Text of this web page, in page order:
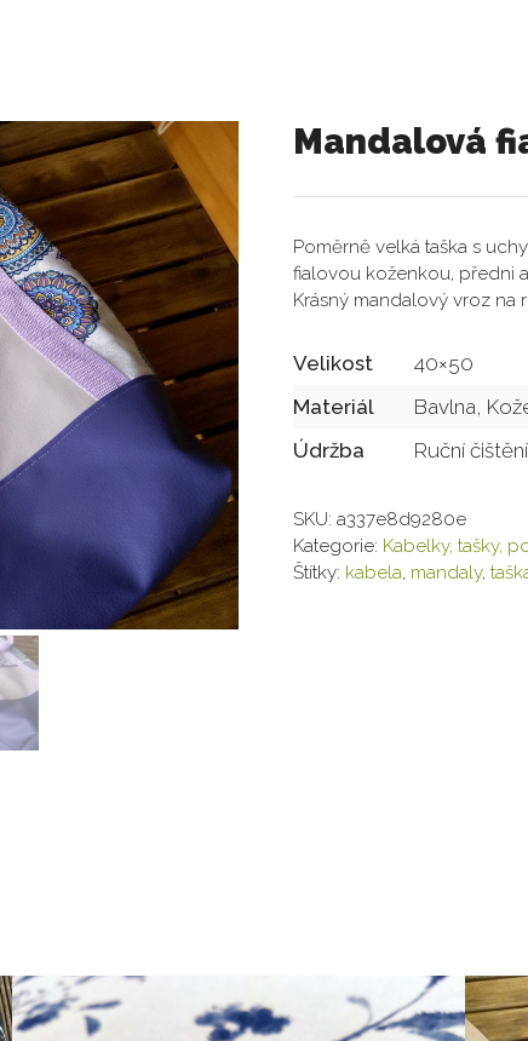
Mandalová
Poměrně velká taška s
fialovou koženkou, předni
Krásný mandalový vroz na
Velikost
40×50
Materiál
Bavlna,
Údržba
Ruční čištění
SKU: a337e8d9280e
Kategorie: Kabelky, tašky,
Štítky: kabela, mandaly,